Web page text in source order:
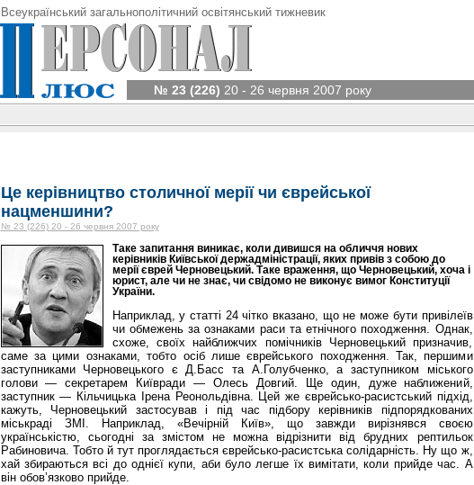
Всеукраїнський загальнополітичний освітянський тижневик
№ 23 (226) 20 - 26 червня 2007 року
Це керівництво столичної мерії чи єврейської
нацменшини?
№ 23 (226) 20 - 26 червня 2007 року
Таке запитання виникає, коли дивишся на обличчя нових
керівників Київської держадміністрації, яких привів з собою до
мерії єврей Черновецький. Таке враження, що Черновецький, хоча і
юрист, але чи не знає, чи свідомо не виконує вимог Конституції
України.
Наприклад, у статті 24 чітко вказано, що не може бути привілеїв
чи обмежень за ознаками раси та етнічного походження. Однак,
схоже, своїх найближчих помічників Черновецький призначив,
саме за цими ознаками, тобто осіб лише єврейського походження. Так, першими
заступниками Черновецького є Д.Басс та А.Голубченко, а заступником міського
голови — секретарем Київради — Олесь Довгий. Ще один, дуже наближений,
заступник — Кільчицька Ірена Реонольдівна. Цей же єврейсько-расистський підхід,
кажуть, Черновецький застосував і під час підбору керівників підпорядкованих
міськраді ЗМІ. Наприклад, «Вечірній Київ», що завжди вирізнявся своєю
українськістю, сьогодні за змістом не можна відрізнити від брудних рептильок
Рабиновича. Тобто й тут проглядається єврейсько-расистська солідарність. Ну що ж,
хай збираються всі до однієї купи, аби було легше їх вимітати, коли прийде час. А
він обов’язково прийде.